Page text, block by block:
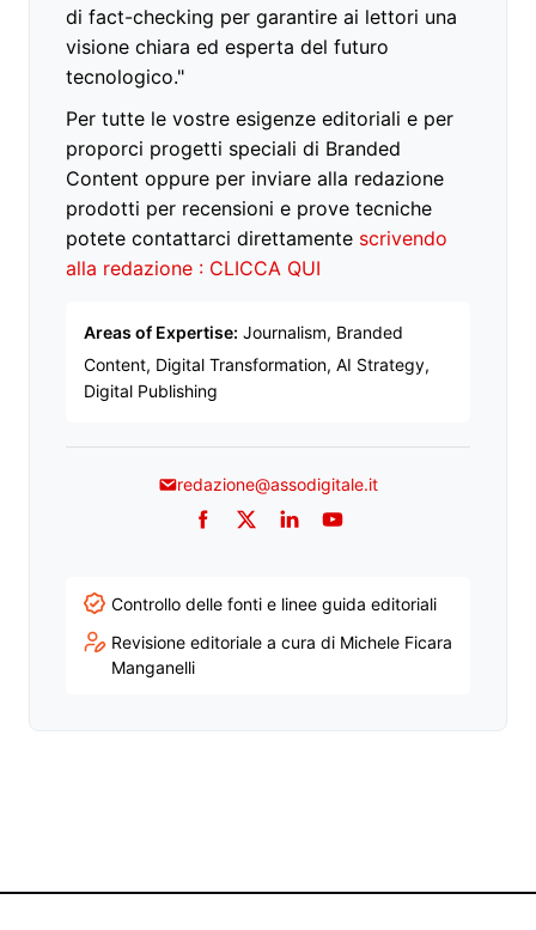
di fact-checking per garantire ai lettori una
visione chiara ed esperta del futuro
tecnologico."
Per tutte le vostre esigenze editoriali e per
proporci progetti speciali di Branded
Content oppure per inviare alla redazione
prodotti per recensioni e prove tecniche
potete contattarci direttamente scrivendo
alla redazione : CLICCA QUI
Areas of Expertise: Journalism, Branded
Content, Digital Transformation, AI Strategy,
Digital Publishing
redazione@assodigitale.it
Facebook
TwitterLinkedInYouTube
Controllo delle fonti e linee guida editoriali
Revisione editoriale a cura di Michele Ficara
Manganelli